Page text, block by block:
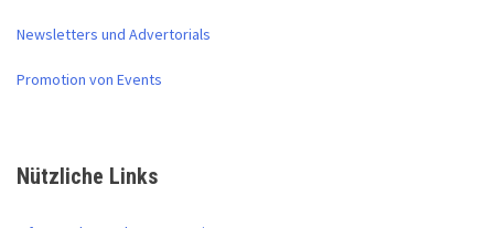
Newsletters und Advertorials
Promotion von Events
Nützliche Links